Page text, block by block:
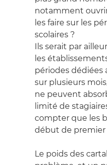
notamment
les faire sur les
scolaires ?
Ils serait par
les
périodes dédiées
sur plusieurs
ne peuvent
limité de
compter que les
début de premier
Le poids des